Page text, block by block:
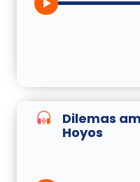
Dilemas
Hoyos